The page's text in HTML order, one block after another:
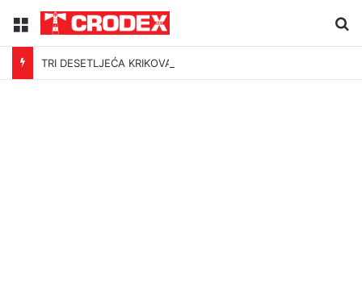
Menu
TRI DESETLJEĆA KRIKOVA OČAJNIKA